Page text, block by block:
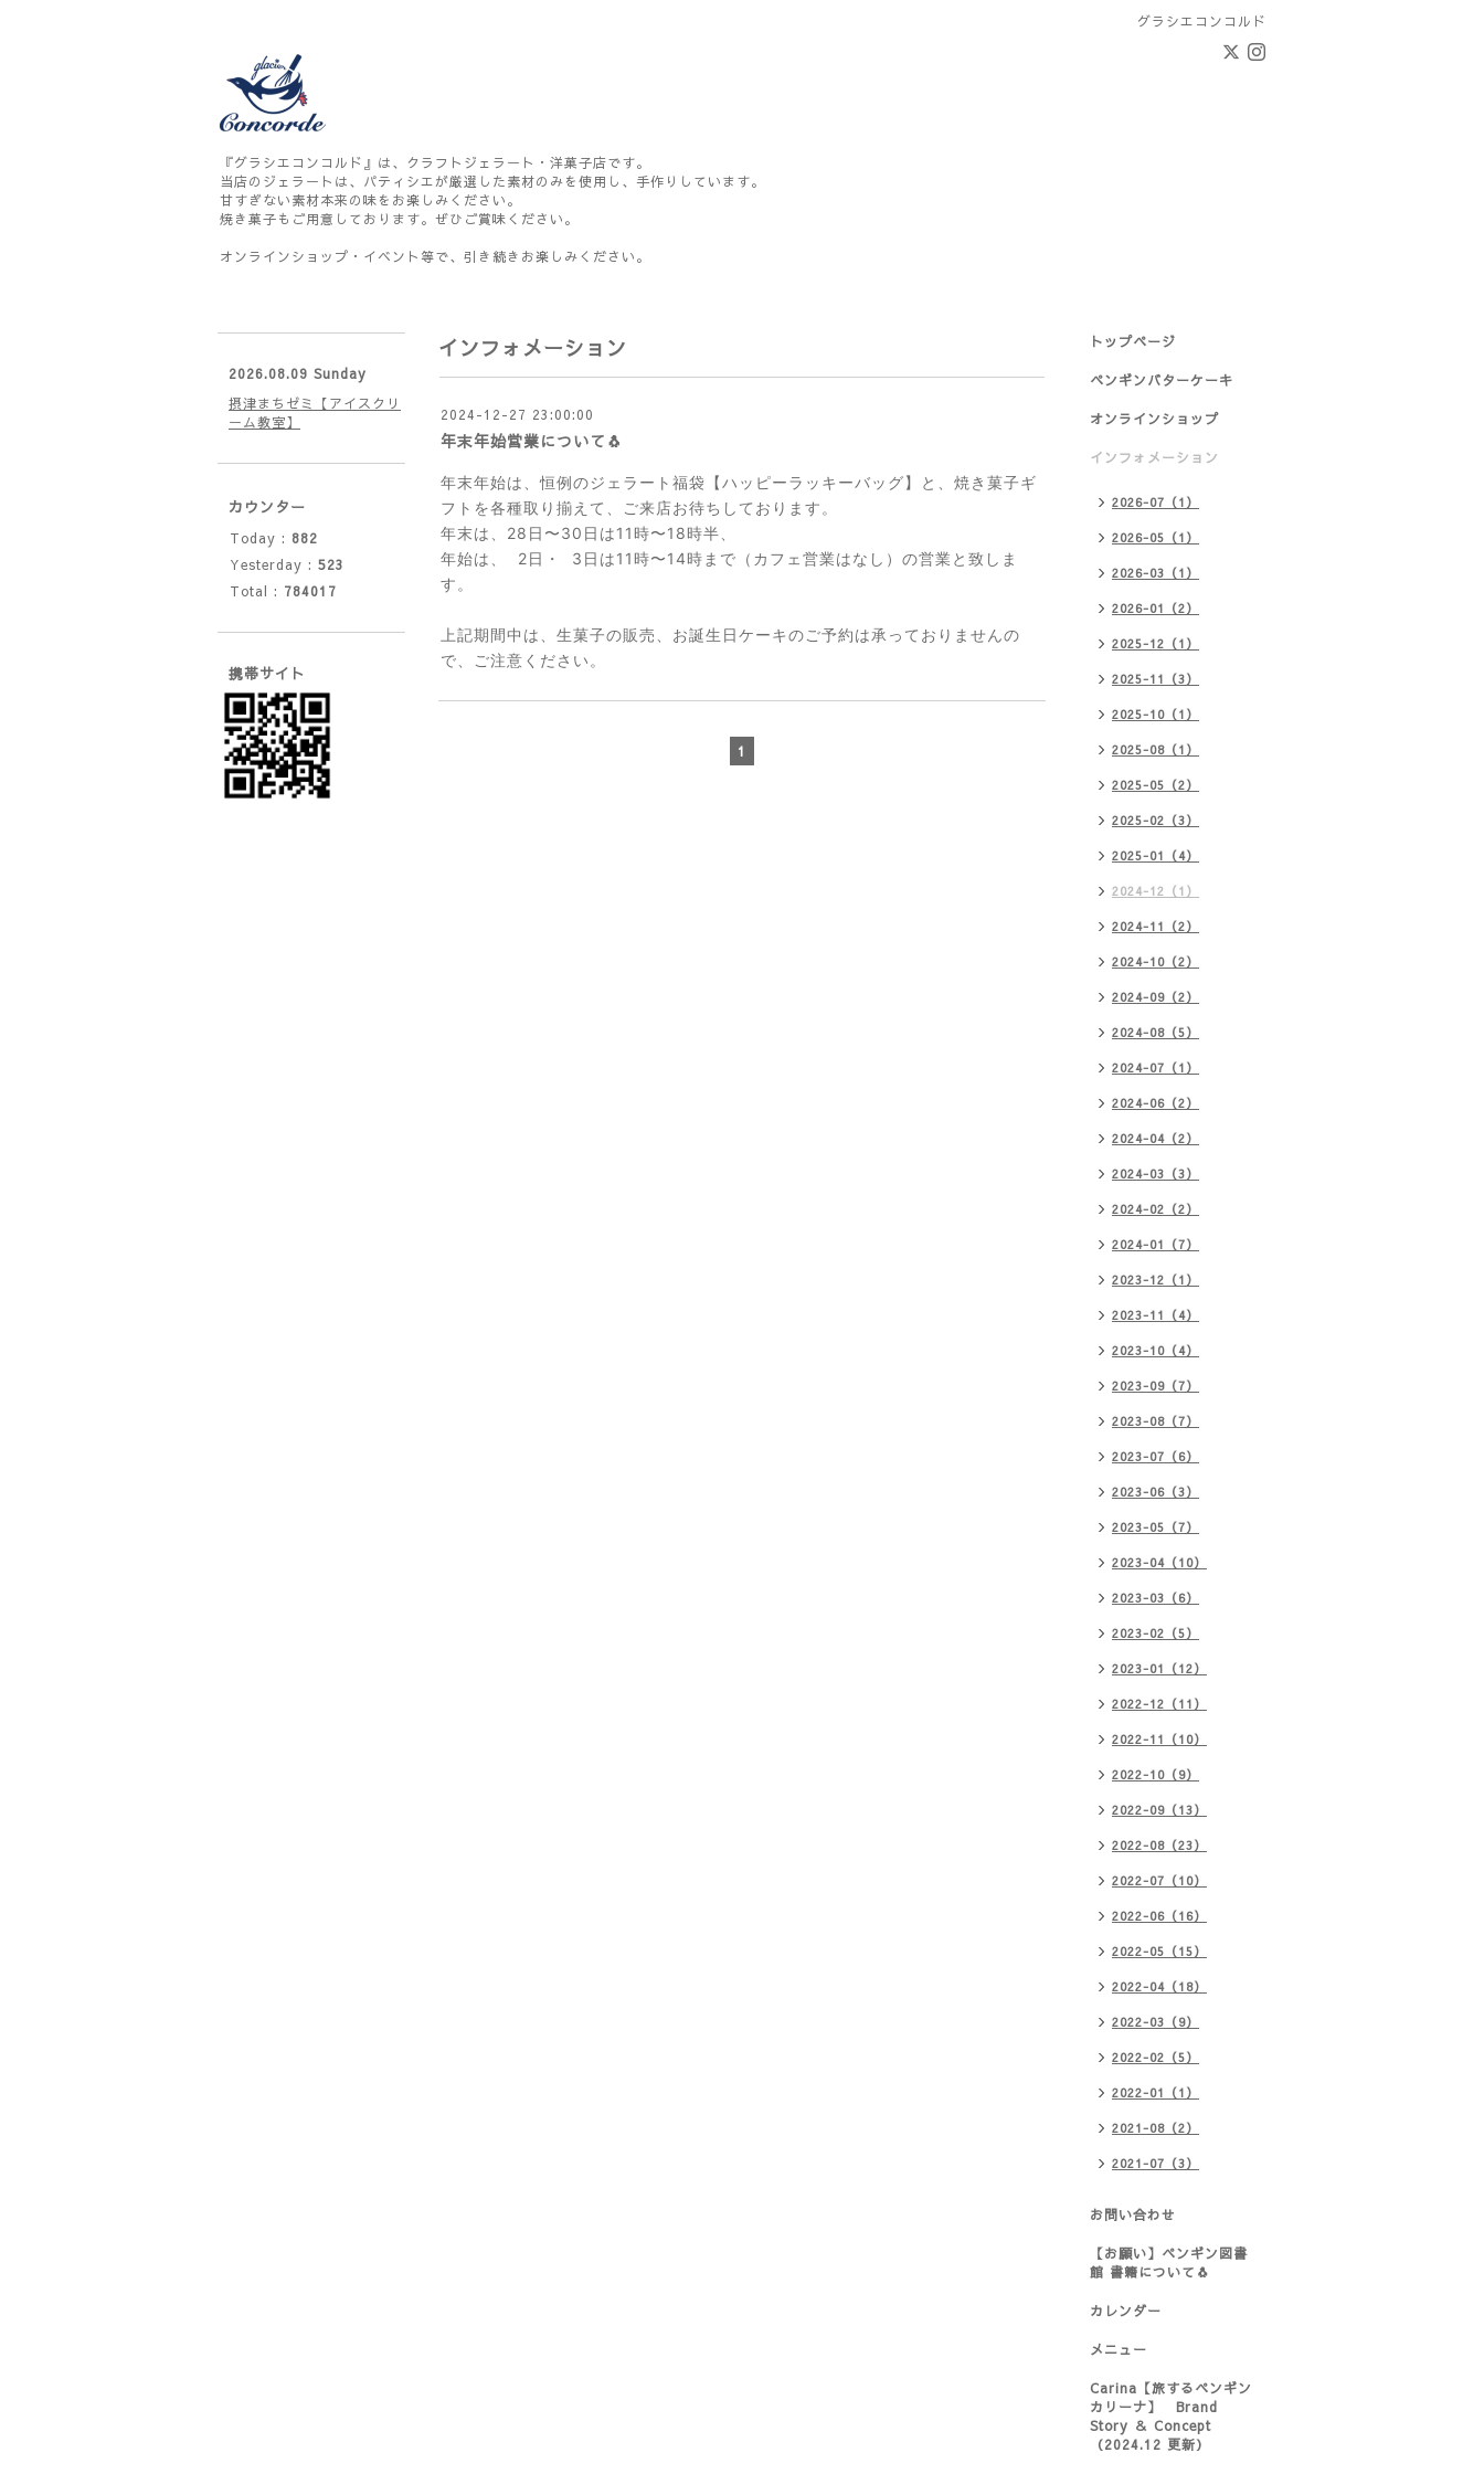
グラシエコンコルド
『グラシエコンコルド』は、クラフトジェラート・洋菓子店です。
当店のジェラートは、パティシエが厳選した素材のみを使用し、手作りしています。
甘すぎない素材本来の味をお楽しみください。
焼き菓子もご用意しております。ぜひご賞味ください。
オンラインショップ・イベント等で、引き続きお楽しみください。
インフォメーション
2024-12-27 23:00:00
年末年始営業について🐧
年末年始は、恒例のジェラート福袋【ハッピーラッキーバッグ】と、焼き菓子ギ
フトを各種取り揃えて、ご来店お待ちしております。
年末は、28日〜30日は11時〜18時半、
年始は、 2日・ 3日は11時〜14時まで（カフェ営業はなし）の営業と致しま
す。
上記期間中は、生菓子の販売、お誕生日ケーキのご予約は承っておりませんの
で、ご注意ください。
1
トップページ
ペンギンバターケーキ
オンラインショップ
インフォメーション
2026-07（1）
2026-05（1）
2026-03（1）
2026-01（2）
2025-12（1）
2025-11（3）
2025-10（1）
2025-08（1）
2025-05（2）
2025-02（3）
2025-01（4）
2024-12（1）
2024-11（2）
2024-10（2）
2024-09（2）
2024-08（5）
2024-07（1）
2024-06（2）
2024-04（2）
2024-03（3）
2024-02（2）
2024-01（7）
2023-12（1）
2023-11（4）
2023-10（4）
2023-09（7）
2023-08（7）
2023-07（6）
2023-06（3）
2023-05（7）
2023-04（10）
2023-03（6）
2023-02（5）
2023-01（12）
2022-12（11）
2022-11（10）
2022-10（9）
2022-09（13）
2022-08（23）
2022-07（10）
2022-06（16）
2022-05（15）
2022-04（18）
2022-03（9）
2022-02（5）
2022-01（1）
2021-08（2）
2021-07（3）
お問い合わせ
【お願い】ペンギン図書
館 書籍について🐧
カレンダー
メニュー
Carina【旅するペンギン
カリーナ】 Brand
Story ＆ Concept
（2024.12 更新）
2026.08.09 Sunday
摂津まちゼミ【アイスクリ
ーム教室】
カウンター
Today : 882
Yesterday : 523
Total : 784017
携帯サイト